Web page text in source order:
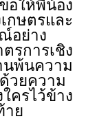
ห้พี่น้อง
กษตรและ
อย่าง
รการเชิง
พ้นความ
วยความ
รไว้ข้าง
าย